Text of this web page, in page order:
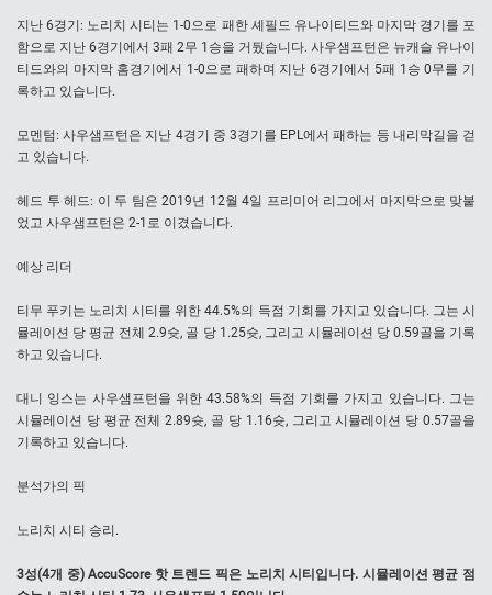
지난 6경기: 노리치 시티는 1-0으로 패한 셰필드 유나이티드와 마지막 경기를 포
함으로 지난 6경기에서 3패 2무 1승을 거뒀습니다. 사우샘프턴은 뉴캐슬 유나이
티드와의 마지막 홈경기에서 1-0으로 패하며 지난 6경기에서 5패 1승 0무를 기
록하고 있습니다.
모멘텀: 사우샘프턴은 지난 4경기 중 3경기를 EPL에서 패하는 등 내리막길을 걷
고 있습니다.
헤드 투 헤드: 이 두 팀은 2019년 12월 4일 프리미어 리그에서 마지막으로 맞붙
었고 사우샘프턴은 2-1로 이겼습니다.
예상 리더
티무 푸키는 노리치 시티를 위한 44.5%의 득점 기회를 가지고 있습니다. 그는 시
뮬레이션 당 평균 전체 2.9슛, 골 당 1.25슛, 그리고 시뮬레이션 당 0.59골을 기록
하고 있습니다.
대니 잉스는 사우샘프턴을 위한 43.58%의 득점 기회를 가지고 있습니다. 그는
시뮬레이션 당 평균 전체 2.89슛, 골 당 1.16슛, 그리고 시뮬레이션 당 0.57골을
기록하고 있습니다.
분석가의 픽
노리치 시티 승리.
3성(4개 중) AccuScore 핫 트렌드 픽은 노리치 시티입니다. 시뮬레이션 평균 점